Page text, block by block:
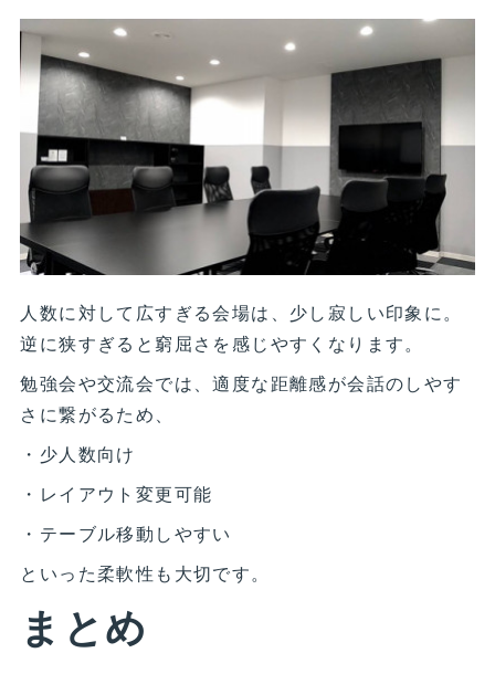
人数に対して広すぎる会場は、少し寂しい印象に。
逆に狭すぎると窮屈さを感じやすくなります。
勉強会や交流会では、適度な距離感が会話のしやす
さに繋がるため、
・少人数向け
・レイアウト変更可能
・テーブル移動しやすい
といった柔軟性も大切です。
まとめ